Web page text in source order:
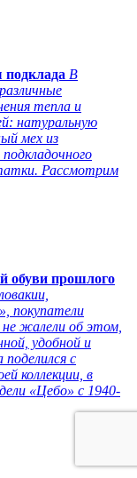
В
тепла и
натуральную
мех из
Рассмотрим
обуви прошлого
покупатели
жалели об этом,
удобной и
с
коллекции, в
«Цебо» с 1940-